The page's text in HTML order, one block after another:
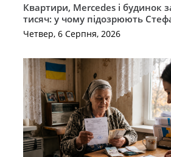
Квартири, Mercedes і будинок
тисяч: у чому підозрюють
Четвер, 6 Серпня, 2026